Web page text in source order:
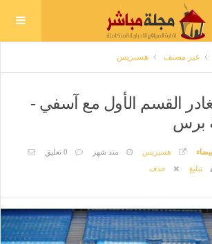
غير مصنف هسبريس
القسم الأول مع آسفي -
برس
هسبريس منذ شهر
0 تعليق
تبليغ حذف